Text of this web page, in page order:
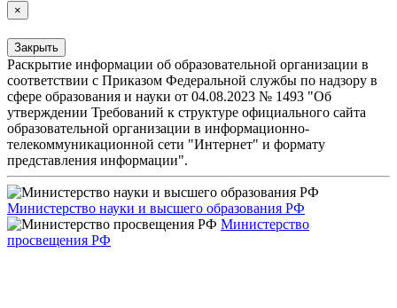
×
Закрыть
Раскрытие информации об образовательной организации в
соответствии с Приказом Федеральной службы по надзору в
сфере образования и науки от 04.08.2023 № 1493 "Об
утверждении Требований к структуре официального сайта
образовательной организации в информационно-
телекоммуникационной сети "Интернет" и формату
представления информации".
Министерство науки и высшего образования РФ
Министерство
просвещения РФ